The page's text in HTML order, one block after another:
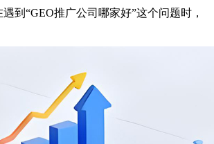
到“GEO推广公司哪家好”这个问题时，